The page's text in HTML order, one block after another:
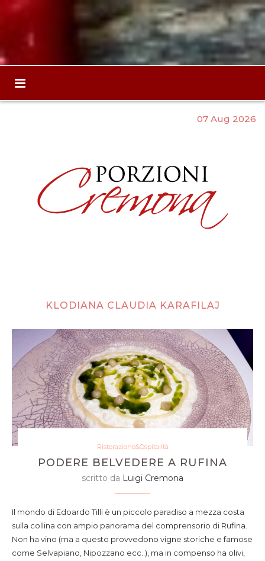
07 Aug 2026
KLODIANA CLAUDIA KARAFILAJ
Ristorazione&Ospitalità
PODERE BELVEDERE A RUFINA
scritto da Luigi Cremona
Il mondo di Edoardo Tilli è un piccolo paradiso a mezza costa
sulla collina con ampio panorama del comprensorio di Rufina.
Non ha vino (ma a questo provvedono vigne storiche e famose
come Selvapiano, Nipozzano ecc..), ma in compenso ha olivi,